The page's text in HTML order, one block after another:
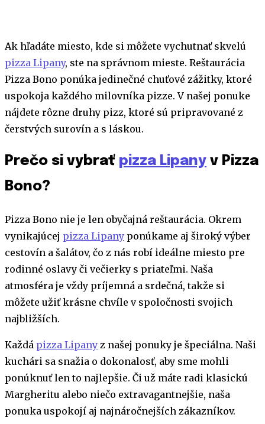
Ak hľadáte miesto, kde si môžete vychutnať skvelú
pizza Lipany, ste na správnom mieste. Reštaurácia
Pizza Bono ponúka jedinečné chuťové zážitky, ktoré
uspokoja každého milovníka pizze. V našej ponuke
nájdete rôzne druhy pizz, ktoré sú pripravované z
čerstvých surovín a s láskou.
Prečo si vybrať pizza Lipany v Pizza
Bono?
Pizza Bono nie je len obyčajná reštaurácia. Okrem
vynikajúcej pizza Lipany ponúkame aj široký výber
cestovín a šalátov, čo z nás robí ideálne miesto pre
rodinné oslavy či večierky s priateľmi. Naša
atmosféra je vždy príjemná a srdečná, takže si
môžete užiť krásne chvíle v spoločnosti svojich
najbližších.
Každá pizza Lipany z našej ponuky je špeciálna. Naši
kuchári sa snažia o dokonalosť, aby sme mohli
ponúknuť len to najlepšie. Či už máte radi klasickú
Margheritu alebo niečo extravagantnejšie, naša
ponuka uspokojí aj najnáročnejších zákazníkov.